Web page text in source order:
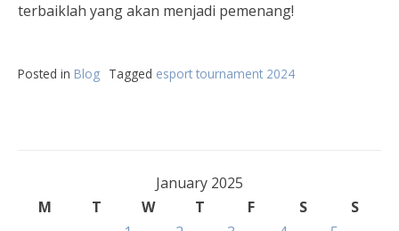
terbaiklah yang akan menjadi pemenang!
Posted in Blog Tagged esport tournament 2024
January 2025
M
T W T F S
S